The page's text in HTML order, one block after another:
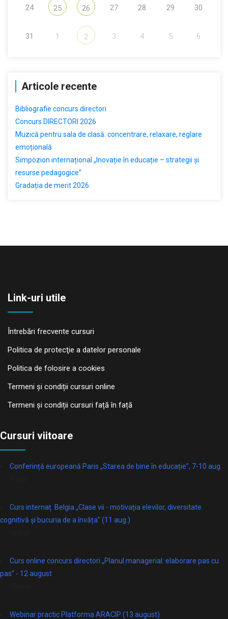
24 25 26 27 28 29 30
31 1 2 3 4 5 6
Articole recente
Bibliografie concurs directori
Concurs DIRECTORI 2026
Muzică pentru sala de clasă: concentrare, relaxare, reglare
emoțională
Simpozion internațional „Inovație în educație – strategii și
resurse pedagogice”
Gradația de merit 2026
Link-uri utile
Întrebări frecvente cursuri
Politica de protecţie a datelor personale
Politica de folosire a cookies
Termeni și condiții cursuri online
Termeni și condiții cursuri față în față
Cursuri viitoare
Conferință europeană Paris „Starea de bine în educație”, 7-10 aug.
Curs internaț. Belgia „Clase vii - motivația elevilor, diversitate
cognitivă și bucuria de a învăța” (11 aug.)
Curs online concurs directori „Planul managerial: elaborare pas cu
pas” - 12 august
Webinar practic Platforma ARACIP (13 august)